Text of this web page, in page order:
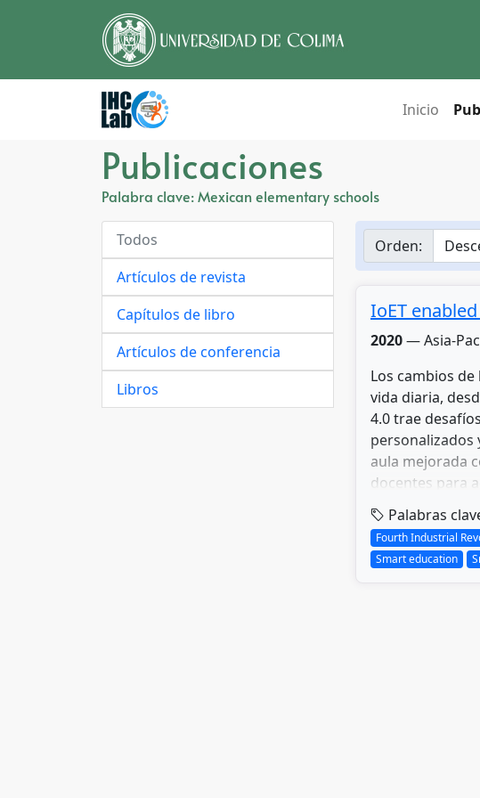
Inicio
Publicaciones
Palabra clave: Mexican elementary schools
Todos
Artículos de revista
Capítulos de libro
Artículos de conferencia
Libros
Orden:
IoET
2020— Asia-
Los cambios
vida diaria,
4.0 trae
personalizados
aula mejorada
docentes para
Palabras
Fourth Industrial
Smart education